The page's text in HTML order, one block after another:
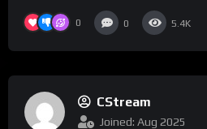
0 0 5.4K
CStream
Joined: Aug 2025